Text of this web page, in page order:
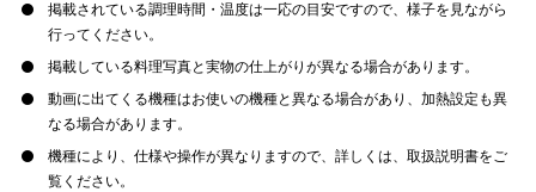
掲載されている調理時間・温度は一応の目安ですので、様子を見ながら
行ってください。
掲載している料理写真と実物の仕上がりが異なる場合があります。
動画に出てくる機種はお使いの機種と異なる場合があり、加熱設定も異
なる場合があります。
機種により、仕様や操作が異なりますので、詳しくは、取扱説明書をご
覧ください。